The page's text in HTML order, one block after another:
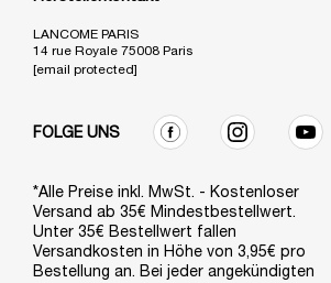
LANCOME PARIS
14 rue Royale 75008 Paris
[email protected]
FOLGE UNS
*Alle Preise inkl. MwSt. - Kostenloser
Versand ab 35€ Mindestbestellwert.
Unter 35€ Bestellwert fallen
Versandkosten in Höhe von 3,95€ pro
Bestellung an. Bei jeder angekündigten